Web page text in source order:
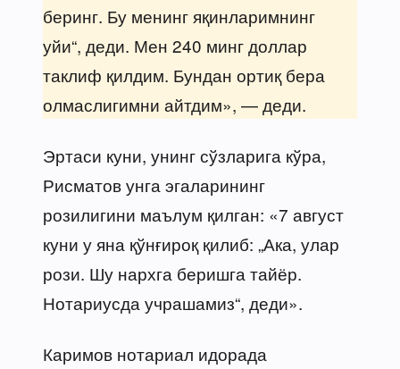
беринг. Бу менинг яқинларимнинг
уйи“, деди. Мен 240 минг доллар
таклиф қилдим. Бундан ортиқ бера
олмаслигимни айтдим», — деди.
Эртаси куни, унинг сўзларига кўра,
Рисматов унга эгаларининг
розилигини маълум қилган: «7 август
куни у яна қўнғироқ қилиб: „Ака, улар
рози. Шу нархга беришга тайёр.
Нотариусда учрашамиз“, деди».
Каримов нотариал идорада